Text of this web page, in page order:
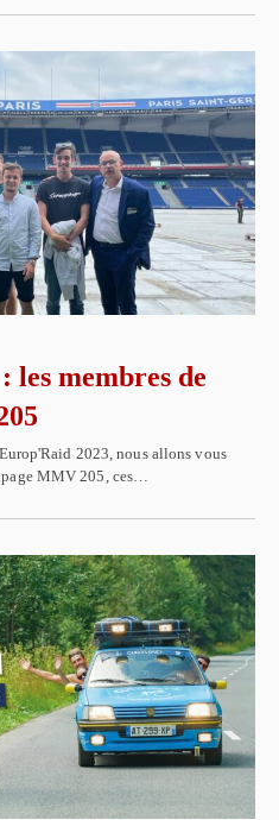
les membres de
2023, nous allons vous
MMV 205, ces…